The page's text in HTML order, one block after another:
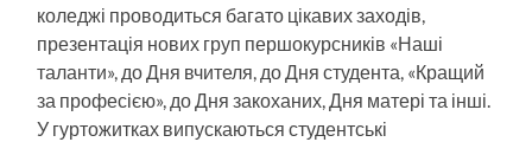
коледжі проводиться багато цікавих заходів,
презентація нових груп першокурсників «Наші
таланти», до Дня вчителя, до Дня студента, «Кращий
за професією», до Дня закоханих, Дня матері та інші.
У гуртожитках випускаються студентські